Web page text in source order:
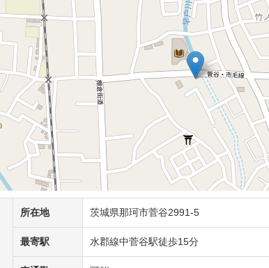
所在地 茨城県那珂市菅谷2991-5
最寄駅 水郡線中菅谷駅徒歩15分